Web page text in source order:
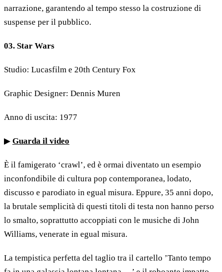
narrazione, garantendo al tempo stesso la costruzione di
suspense per il pubblico.
03. Star Wars
Studio: Lucasfilm e 20th Century Fox
Graphic Designer: Dennis Muren
Anno di uscita: 1977
▶ Guarda il video
È il famigerato ‘crawl’, ed è ormai diventato un esempio
inconfondibile di cultura pop contemporanea, lodato,
discusso e parodiato in egual misura. Eppure, 35 anni dopo,
la brutale semplicità di questi titoli di testa non hanno perso
lo smalto, soprattutto accoppiati con le musiche di John
Williams, venerate in egual misura.
La tempistica perfetta del taglio tra il cartello ’Tanto tempo